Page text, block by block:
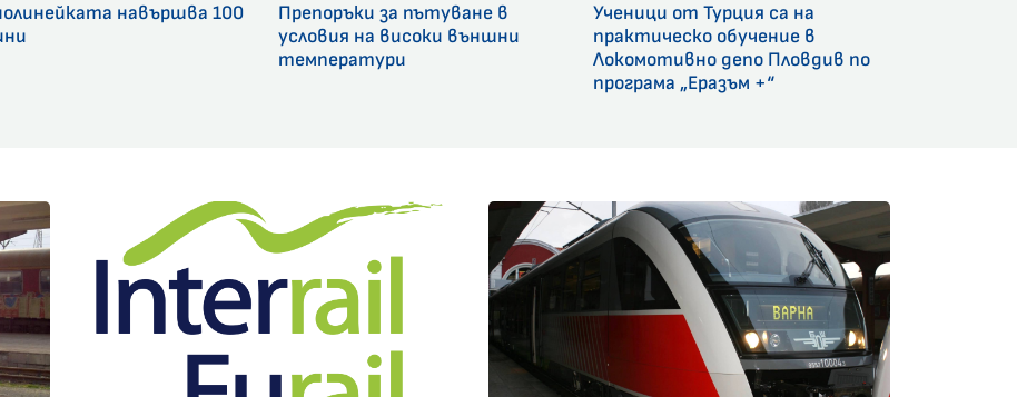
навършва 100
Препоръки за пътуване в
условия на високи външни
температури
Ученици от Турция са на
практическо обучение в
Локомотивно депо Пловдив по
програма „Еразъм +“